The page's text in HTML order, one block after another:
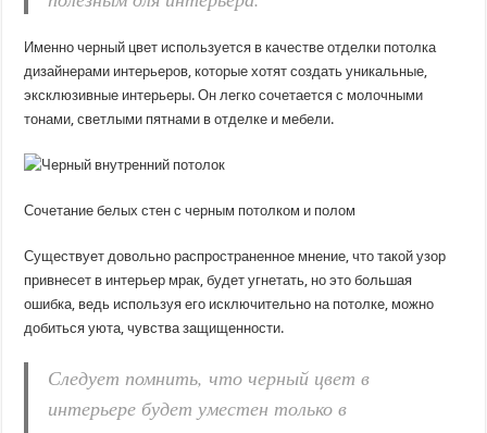
Именно черный цвет используется в качестве отделки потолка
дизайнерами интерьеров, которые хотят создать уникальные,
эксклюзивные интерьеры. Он легко сочетается с молочными
тонами, светлыми пятнами в отделке и мебели.
Сочетание белых стен с черным потолком и полом
Существует довольно распространенное мнение, что такой узор
привнесет в интерьер мрак, будет угнетать, но это большая
ошибка, ведь используя его исключительно на потолке, можно
добиться уюта, чувства защищенности.
Следует помнить, что черный цвет в
интерьере будет уместен только в